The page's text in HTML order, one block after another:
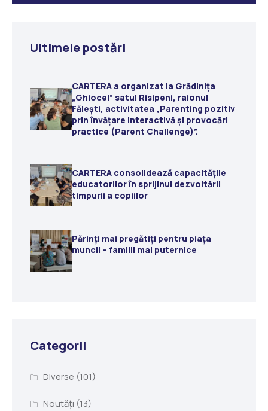
Ultimele postări
CARTERA a organizat la Grădiniţa
„Ghiocel” satul Risipeni, raionul
Fălești, activitatea „Parenting pozitiv
prin învățare interactivă și provocări
practice (Parent Challenge)”.
CARTERA consolidează capacitățile
educatorilor în sprijinul dezvoltării
timpurii a copiilor
Părinți mai pregătiți pentru piața
muncii – familii mai puternice
Categorii
Diverse (101)
Noutăți (13)